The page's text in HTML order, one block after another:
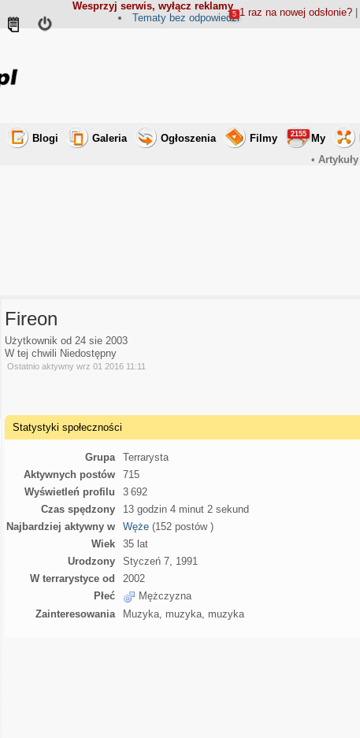
Wesprzyj serwis, wyłącz reklamy
1 raz na nowej odsłonie?|
Tematy bez odpowiedzi
5
Blogi Galeria Ogłoszenia Filmy My
2155
• Artykuły
Fireon
Użytkownik od 24 sie 2003
W tej chwili Niedostępny
Ostatnio aktywny wrz 01 2016 11:11
Statystyki społeczności
Grupa
Terrarysta
Aktywnych postów
715
Wyświetleń profilu
3 692
Czas spędzony
13 godzin 4 minut 2 sekund
Najbardziej aktywny w
Węże (152 postów )
Wiek
35 lat
Urodzony
Styczeń 7, 1991
W terrarystyce od
2002
Płeć
Mężczyzna
Zainteresowania
Muzyka, muzyka, muzyka